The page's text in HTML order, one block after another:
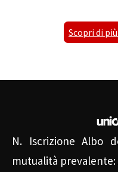
Scopri di
N. Iscrizione Albo
mutualità prevalente: